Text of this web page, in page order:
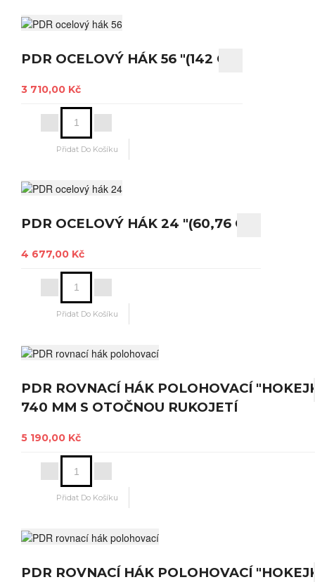
PDR OCELOVÝ HÁK 56 "(142 CM)
3 710,00 Kč
PDR OCELOVÝ HÁK 24 "(60,76 CM)
4 677,00 Kč
PDR ROVNACÍ HÁK POLOHOVACÍ
740 MM S OTOČNOU RUKOJETÍ
5 190,00 Kč
PDR ROVNACÍ HÁK POLOHOVACÍ